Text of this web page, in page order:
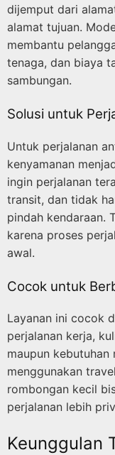
dijemput dari
alamat tujuan.
membantu
tenaga, dan biaya
sambungan.
Solusi untuk
Untuk perjalanan
kenyamanan
ingin perjalanan
transit, dan tidak
pindah kendaraan.
karena proses
awal.
Cocok untuk
Layanan ini cocok
perjalanan kerja,
maupun kebutuhan
menggunakan
rombongan kecil
perjalanan lebih
Keunggulan